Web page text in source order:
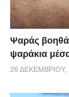
Ψαράς βοηθά
ψαράκια
26 ΔΕΚΕΜΒΡΊΟΥ,